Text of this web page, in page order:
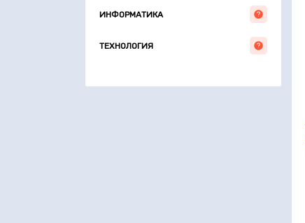
ИНФОРМАТИКА
ТЕХНОЛОГИЯ